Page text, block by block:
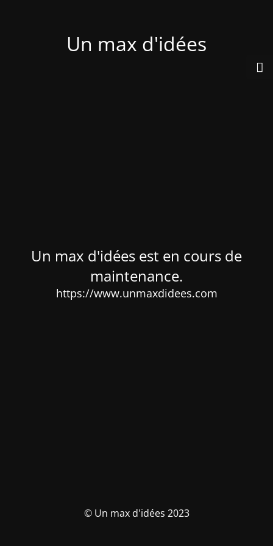
Un max d'idées
Un max d'idées est en cours de
maintenance.
https://www.unmaxdidees.com
© Un max d'idées 2023